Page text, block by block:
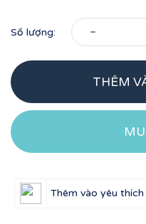
Số lượng: -
THÊM
Thêm vào yêu thích